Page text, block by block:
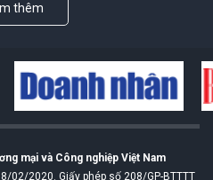
thêm
mại và Công nghiệp Việt Nam
02/2020. Giấy phép số 208/GP-BTTTT